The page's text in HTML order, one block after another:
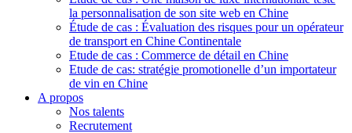
la personnalisation de son site web en Chine
Étude de cas : Évaluation des risques pour un opérateur
de transport en Chine Continentale
Etude de cas : Commerce de détail en Chine
Etude de cas: stratégie promotionelle d’un importateur
de vin en Chine
A propos
Nos talents
Recrutement